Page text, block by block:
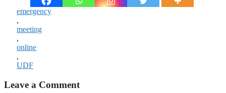
emergency
,
meeting
,
online
,
UDF
Leave a Comment